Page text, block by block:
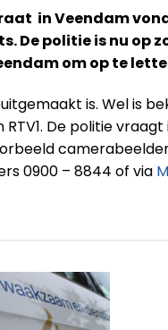
in Veendam
De politie is nu op
om op te
is. Wel is
De politie
0900 – 8844 of via